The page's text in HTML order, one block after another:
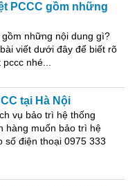
PCCC gồm những
gồm những nội dung gì?
viết dưới đây để biết rõ
pccc nhé...
tại Hà Nội
vụ bảo trì hệ thống
hàng muốn bảo trì hệ
số điện thoại 0975 333